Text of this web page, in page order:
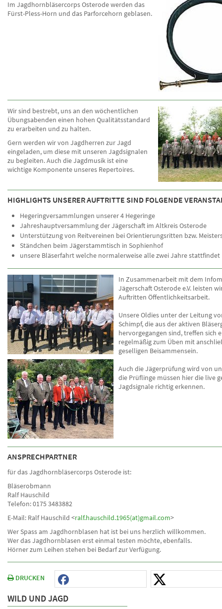
Im Jagdhornbläsercorps Osterode werden das
Fürst-Pless-Horn und das Parforcehorn geblasen.
Wir sind bestrebt, uns an den wöchentlichen
Übungsabenden einen hohen Qualitätsstandard
zu erarbeiten und zu halten.
Gern werden wir von Jagdherren zur Jagd
eingeladen, um diese mit unseren Jagdsignalen
zu begleiten. Auch die Jagdmusik ist eine
wichtige Komponente unseres Repertoires.
HIGHLIGHTS UNSERER AUFTRITTE SIND FOLGENDE
Hegeringversammlungen unserer 4 Hegeringe
Jahreshauptversammlung der Jägerschaft im Altkreis Osterode
Unterstützung von Reitvereinen bei Orientierungsritten bzw.
Ständchen beim Jägerstammtisch in Sophienhof
unsere Bläserfahrt welche normalerweise alle zwei Jahre stattfindet
In Zusammenarbeit mit dem
Jägerschaft Osterode e.V. leisten
Auftritten Öffentlichkeitsarbeit.
Unsere Oldies unter der Leitung
Schimpf, die aus der aktiven
hervorgegangen sind, treffen sich
regelmäßig zum Üben mit
geselligen Beisammensein.
Auch die Jägerprüfung wird von
die Prüflinge müssen hier die live
Jagdsignale richtig erkennen.
ANSPRECHPARTNER
für das Jagdhornbläsercorps Osterode ist:
Bläserobmann
Ralf Hauschild
Telefon: 0175 3483882
E-Mail: Ralf Hauschild <ralf.hauschild.1965(at)gmail.com>
Wer Spass am Jagdhornblasen hat ist bei uns herzlich willkommen.
Wer das Jagdhornblasen erst einmal testen möchte, ebenfalls.
Hörner zum Leihen stehen bei Bedarf zur Verfügung.
DRUCKEN
WILD UND JAGD